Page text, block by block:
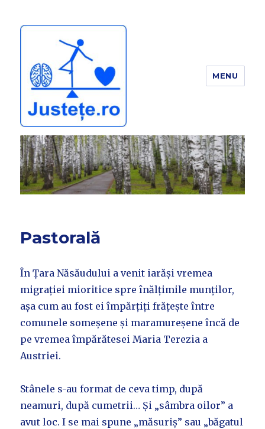
JUSTEȚE
MENU
Pastorală
În Țara Năsăudului a venit iarăși vremea
migrației mioritice spre înălțimile munților,
așa cum au fost ei împărțiți frățește între
comunele someșene și maramureșene încă de
pe vremea împărătesei Maria Terezia a
Austriei.
Stânele s-au format de ceva timp, după
neamuri, după cumetrii… Și „sâmbra oilor” a
avut loc. I se mai spune „măsuriș” sau „băgatul